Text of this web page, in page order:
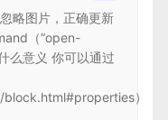
略图片，正确更新
（“open-
么意义 你可以通过
）